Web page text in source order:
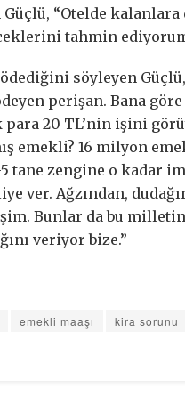
“Otelde kalanlara
tahmin
söyleyen
perişan. Bana
20 TL’nin işini
emekli? 16 milyon
tane zengine o kadar
ver. Ağzından,
Bunlar da bu
veriyor bize.”
emekli maaşı kira sorunu